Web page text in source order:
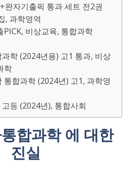
완자기출픽 통과 세트 전2권
, 과학영역
PICK, 비상교육, 통합과학
학 (2024년용) 고1 통과, 비상
학
통합과학 (2024년) 고1, 과학영
등 (2024년), 통합사회
합과학 에 대한
진실